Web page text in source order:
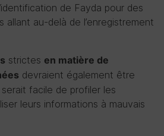
de Fayda pour des
au-delà de l’enregistrement
strictes en matière de
devraient également être
facile de profiler les
leurs informations à mauvais